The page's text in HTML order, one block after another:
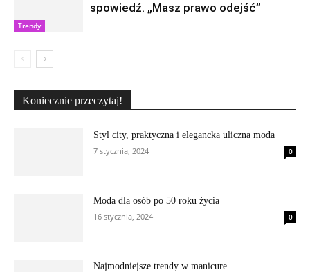
Trendy
spowiedź. „Masz prawo odejść”
Koniecznie przeczytaj!
Styl city, praktyczna i elegancka uliczna moda
7 stycznia, 2024
0
Moda dla osób po 50 roku życia
16 stycznia, 2024
0
Najmodniejsze trendy w manicure